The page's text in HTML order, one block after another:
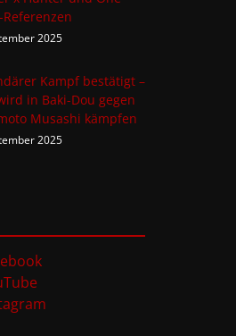
Referenzen
2025
Kampf bestätigt –
in Baki-Dou gegen
Musashi kämpfen
2025